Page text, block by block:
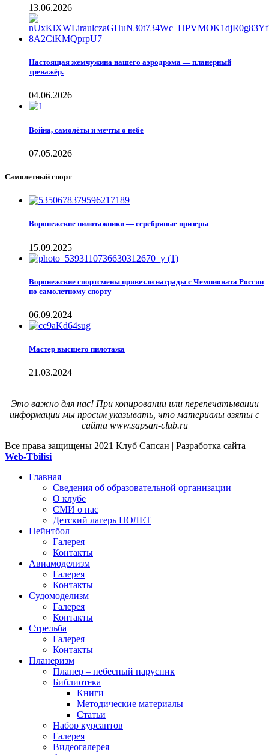
13.06.2026
Настоящая жемчужина нашего аэродрома — планерный
тренажёр.
04.06.2026
Война, самолёты и мечты о небе
07.05.2026
Самолетный спорт
Воронежские пилотажники — серебряные призеры
15.09.2025
Воронежские спортсмены привезли награды с Чемпионата России
по самолетному спорту
06.09.2024
Мастер высшего пилотажа
21.03.2024
Это важно для нас! При копировании или перепечатывании
информации мы просим указывать, что материалы взяты с
сайта www.sapsan-club.ru
Все права защищены 2021 Клуб Сапсан | Разработка сайта
Web-Tbilisi
Главная
Сведения об образовательной организации
О клубе
СМИ о нас
Детский лагерь ПОЛЕТ
Пейнтбол
Галерея
Контакты
Авиамоделизм
Галерея
Контакты
Судомоделизм
Галерея
Контакты
Стрельба
Галерея
Контакты
Планеризм
Планер – небесный парусник
Библиотека
Книги
Методические материалы
Статьи
Набор курсантов
Галерея
Видеогалерея